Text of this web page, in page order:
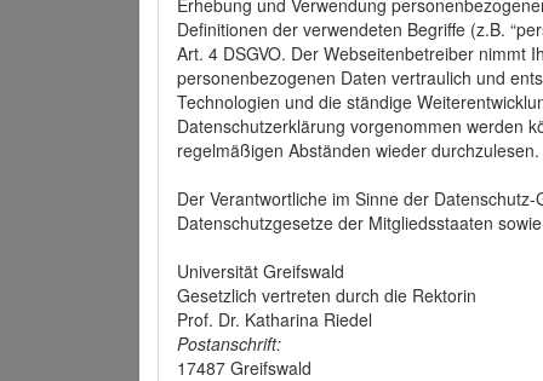
Erhebung und Verwendung
Definitionen der verwendeten Begriffe (z.B.
Art. 4 DSGVO. Der Webseitenbetreiber nimmt
personenbezogenen Daten vertraulich und
Technologien und die ständige
Datenschutzerklärung vorgenommen werden
regelmäßigen Abständen wieder durchzulesen.
Der Verantwortliche im Sinne der
Datenschutzgesetze der Mitgliedsstaaten
Universität Greifswald
Gesetzlich vertreten durch die Rektorin
Prof. Dr. Katharina Riedel
Postanschrift:
17487 Greifswald